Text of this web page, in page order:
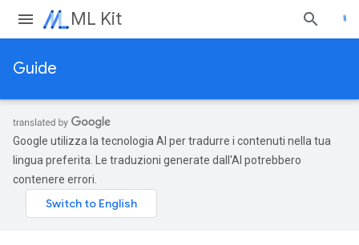
ML Kit
Guide
Google utilizza la tecnologia AI per tradurre i contenuti nella tua
lingua preferita. Le traduzioni generate dall'AI potrebbero
contenere errori.